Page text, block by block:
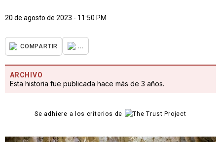
20 de agosto de 2023 - 11:50 PM
COMPARTIR ...
ARCHIVO
Esta historia fue publicada hace más de 3 años.
Se adhiere a los criterios de